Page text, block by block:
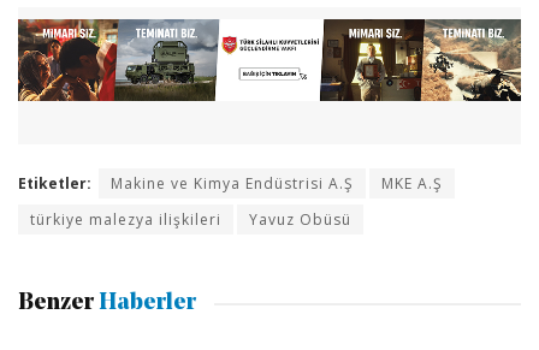
Etiketler: Makine ve Kimya Endüstrisi A.Ş
MKE A.Ş
türkiye malezya ilişkileri
Yavuz Obüsü
Benzer Haberler